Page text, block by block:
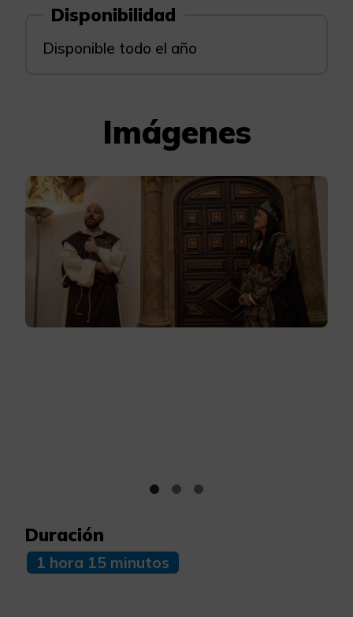
Disponibilidad
Disponible todo el año
Imágenes
Duración
1 hora 15 minutos